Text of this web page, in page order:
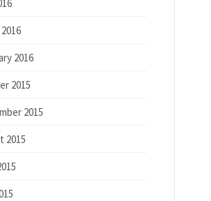
2016
2015
2015
2015